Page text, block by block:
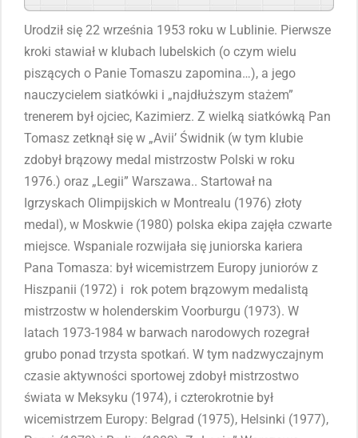
Urodził się 22 września 1953 roku w Lublinie. Pierwsze
kroki stawiał w klubach lubelskich (o czym wielu
piszących o Panie Tomaszu zapomina…), a jego
nauczycielem siatkówki i „najdłuższym stażem”
trenerem był ojciec, Kazimierz. Z wielką siatkówką Pan
Tomasz zetknął się w „Avii’ Świdnik (w tym klubie
zdobył brązowy medal mistrzostw Polski w roku
1976.) oraz „Legii” Warszawa.. Startował na
Igrzyskach Olimpijskich w Montrealu (1976) złoty
medal), w Moskwie (1980) polska ekipa zajęła czwarte
miejsce. Wspaniale rozwijała się juniorska kariera
Pana Tomasza: był wicemistrzem Europy juniorów z
Hiszpanii (1972) i rok potem brązowym medalistą
mistrzostw w holenderskim Voorburgu (1973). W
latach 1973-1984 w barwach narodowych rozegrał
grubo ponad trzysta spotkań. W tym nadzwyczajnym
czasie aktywności sportowej zdobył mistrzostwo
świata w Meksyku (1974), i czterokrotnie był
wicemistrzem Europy: Belgrad (1975), Helsinki (1977),